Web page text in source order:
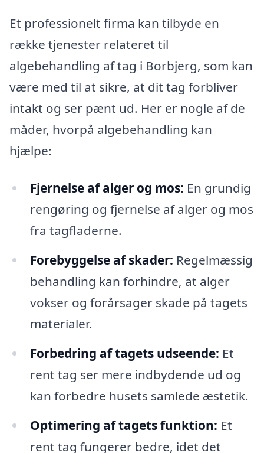
Et professionelt firma kan tilbyde en
række tjenester relateret til
algebehandling af tag i Borbjerg, som kan
være med til at sikre, at dit tag forbliver
intakt og ser pænt ud. Her er nogle af de
måder, hvorpå algebehandling kan
hjælpe:
Fjernelse af alger og mos: En grundig
rengøring og fjernelse af alger og mos
fra tagfladerne.
Forebyggelse af skader: Regelmæssig
behandling kan forhindre, at alger
vokser og forårsager skade på tagets
materialer.
Forbedring af tagets udseende: Et
rent tag ser mere indbydende ud og
kan forbedre husets samlede æstetik.
Optimering af tagets funktion: Et
rent tag fungerer bedre, idet det